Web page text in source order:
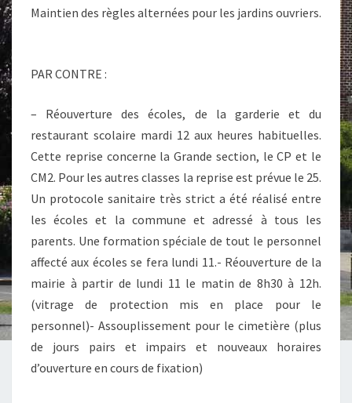
Maintien des règles alternées pour les jardins ouvriers.
PAR CONTRE :
– Réouverture des écoles, de la garderie et du
restaurant scolaire mardi 12 aux heures habituelles.
Cette reprise concerne la Grande section, le CP et le
CM2. Pour les autres classes la reprise est prévue le 25.
Un protocole sanitaire très strict a été réalisé entre
les écoles et la commune et adressé à tous les
parents. Une formation spéciale de tout le personnel
affecté aux écoles se fera lundi 11.- Réouverture de la
mairie à partir de lundi 11 le matin de 8h30 à 12h.
(vitrage de protection mis en place pour le
personnel)- Assouplissement pour le cimetière (plus
de jours pairs et impairs et nouveaux horaires
d’ouverture en cours de fixation)